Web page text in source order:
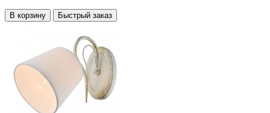
В корзину Быстрый заказ